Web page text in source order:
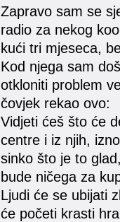
Zapravo sam se
radio za nekog
kući tri mjeseca,
Kod njega sam
otkloniti problem
čovjek rekao ovo:
Vidjeti ćeš što će
centre i iz njih,
sinko što je to
bude ničega za
Ljudi će se ubijati
će početi krasti